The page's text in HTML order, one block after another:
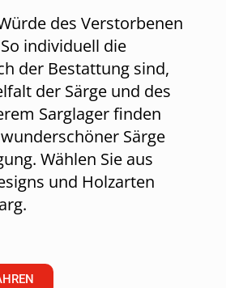
des Verstorbenen
individuell die
der Bestattung sind,
der Särge und des
Sarglager finden
Särge
Wählen Sie aus
und Holzarten